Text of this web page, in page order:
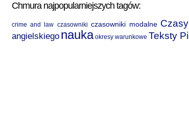
Chmura najpopularniejszych tagów:
crime and law czasowniki czasowniki modalne
angielskiego nauka okresy warunkowe Teksty